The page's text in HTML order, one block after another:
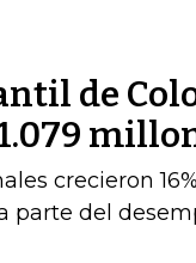
de
crecieron
parte del